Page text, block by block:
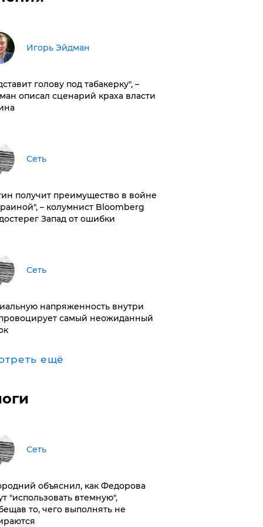
Игорь Эйдман
голову под табакерку", –
описал сценарий краха власти
Сеть
получит преимущество в войне
– колумнист Bloomberg
Запад от ошибки
Сеть
напряженность внутри
самый неожиданный
ещё
Сеть
объяснил, как Федорова
"использовать втемную",
то, чего выполнять не